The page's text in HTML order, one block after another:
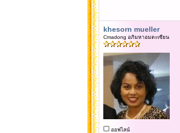
khesorn mueller
Cmadong อภิมหาอมตะเซียน
ออฟไลน์